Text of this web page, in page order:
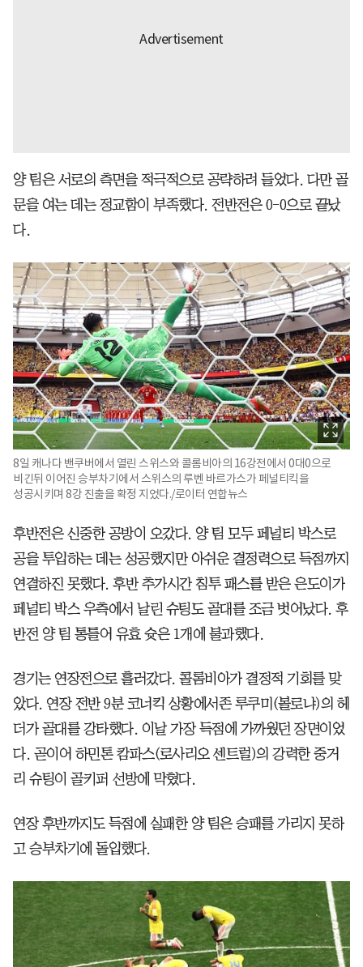
양 팀은 서로의 측면을 적극적으로 공략하려 들었다. 다만 골
문을 여는 데는 정교함이 부족했다. 전반전은 0-0으로 끝났
다.
8일 캐나다 밴쿠버에서 열린 스위스와 콜롬비아의 16강전에서 0대0으로
비긴뒤 이어진 승부차기에서 스위스의 루벤 바르가스가 페널티킥을
성공시키며 8강 진출을 확정 지었다./로이터 연합뉴스
후반전은 신중한 공방이 오갔다. 양 팀 모두 페널티 박스로
공을 투입하는 데는 성공했지만 아쉬운 결정력으로 득점까지
연결하진 못했다. 후반 추가시간 침투 패스를 받은 은도이가
페널티 박스 우측에서 날린 슈팅도 골대를 조금 벗어났다. 후
반전 양 팀 통틀어 유효 슛은 1개에 불과했다.
경기는 연장전으로 흘러갔다. 콜롬비아가 결정적 기회를 맞
았다. 연장 전반 9분 코너킥 상황에서존 루쿠미(볼로냐)의 헤
더가 골대를 강타했다. 이날 가장 득점에 가까웠던 장면이었
다. 곧이어 하민톤 캄파스(로사리오 센트럴)의 강력한 중거
리 슈팅이 골키퍼 선방에 막혔다.
연장 후반까지도 득점에 실패한 양 팀은 승패를 가리지 못하
고 승부차기에 돌입했다.